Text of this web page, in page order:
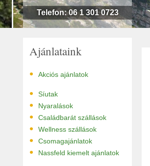
Telefon: 06 1 301 0723
Ajánlataink
• Akciós ajánlatok
• Síutak
• Nyaralások
• Családbarát szállások
• Wellness szállások
• Csomagajánlatok
• Nassfeld kiemelt ajánlatok